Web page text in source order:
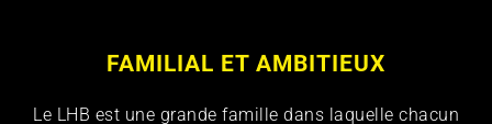
FAMILIAL ET AMBITIEUX
Le LHB est une grande famille dans laquelle chacun